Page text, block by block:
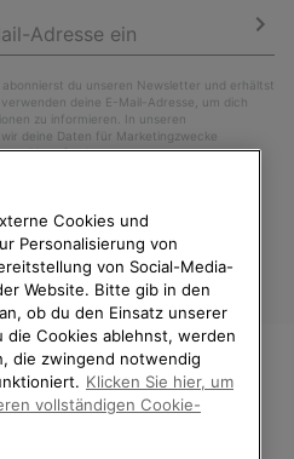
du unseren Newsletter und erhältst
deine E-Mail-Adresse, um dich
zu informieren. In unseren
deine Daten für Marketingzwecke
widerrufen kannst.
BEI SOREL.
SIE IHR
Cookies und
Personalisierung von
von Social-Media-
Website. Bitte gib in den
ob du den Einsatz unserer
die Cookies ablehnst, werden
die zwingend notwendig
Klicken Sie hier, um
vollständigen Cookie-